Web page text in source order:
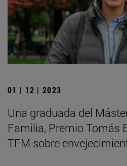
01 | 12 | 2023
Una graduada del
Familia, Premio Tomás
TFM sobre